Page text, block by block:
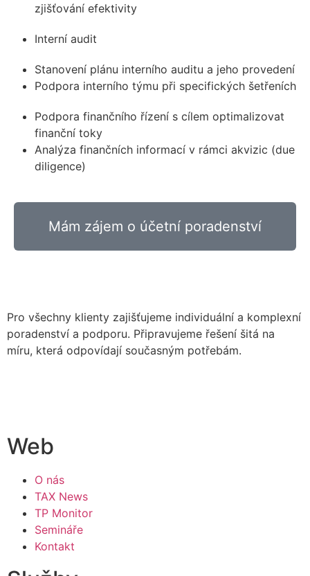
zjišťování efektivity
Interní audit
Stanovení plánu interního auditu a jeho provedení
Podpora interního týmu při specifických šetřeních
Podpora finančního řízení s cílem optimalizovat
finanční toky
Analýza finančních informací v rámci akvizic (due
diligence)
Mám zájem o účetní poradenství
Pro všechny klienty zajišťujeme individuální a komplexní
poradenství a podporu. Připravujeme řešení šitá na
míru, která odpovídají současným potřebám.
Web
O nás
TAX News
TP Monitor
Semináře
Kontakt